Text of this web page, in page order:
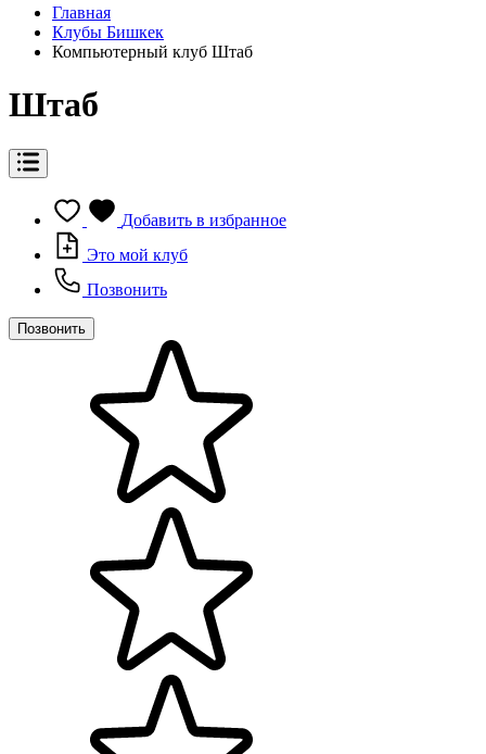
Главная
Клубы Бишкек
Компьютерный клуб Штаб
Штаб
Добавить в избранное
Это мой клуб
Позвонить
Позвонить